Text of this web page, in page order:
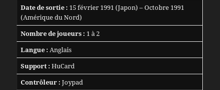
Date de sortie : 15 février 1991 (Japon) – Octobre 1991
(Amérique du Nord)
Nombre de joueurs : 1 à 2
Langue : Anglais
Support : HuCard
Contrôleur : Joypad